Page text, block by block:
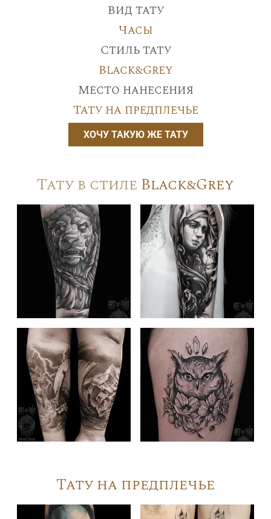
Вид тату
Часы
Стиль тату
Black&Grey
Место нанесения
Тату на предплечье
ХОЧУ ТАКУЮ ЖЕ ТАТУ
Тату в стиле Black&Grey
Тату на предплечье